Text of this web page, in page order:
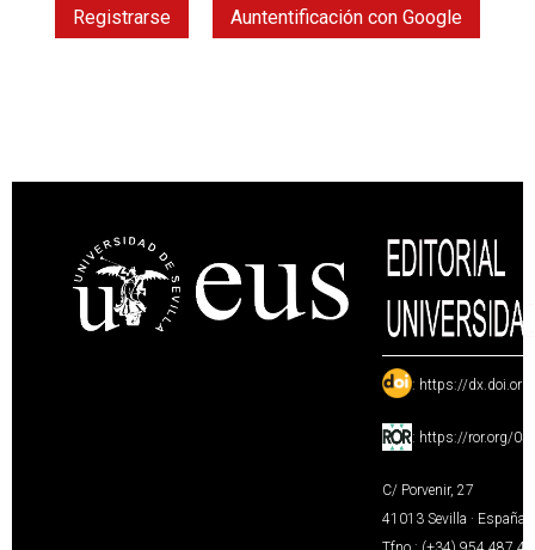
Registrarse Auntentificación con Google
: https://
: https://ror.org/
C/ Porvenir, 27
41013 Sevilla · España